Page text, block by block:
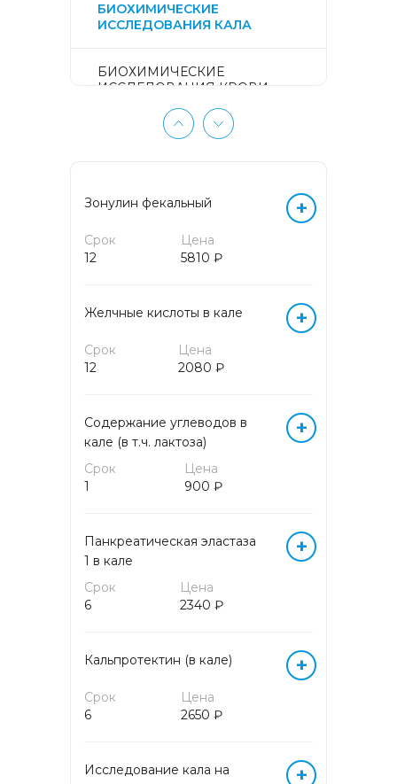
БИОХИМИЧЕСКИЕ
ИССЛЕДОВАНИЯ КАЛА
БИОХИМИЧЕСКИЕ
ИССЛЕДОВАНИЯ КРОВИ
БИОХИМИЧЕСКИЕ
ГЕМАТОЛОГИЧЕСКИЕ
ИССЛЕДОВАНИЯ
ГОРМОНЫ БИОЛОГИЧЕСКИХ
ГОРМОНЫ МОЧИ
ИММУНОГЕМАТОЛОГИЧЕСКИЕ
ИССЛЕДОВАНИЯ
ИММУНОЛОГИЧЕСКИЕ
ИССЛЕДОВАНИЯ
КОАГУЛОЛОГИЧЕСКИЕ
ИССЛЕДОВАНИЯ
КОМПЛЕКСНЫЕ АНАЛИЗЫ
МИКРОБИОЛОГИЧЕСКИЕ
ИССЛЕДОВАНИЯ
МОЛЕКУЛЯРНО-
Зонулин фекальный
Срок
12
Цена
5810 ₽
+
Желчные кислоты в кале
Срок
12
Цена
2080 ₽
+
Содержание углеводов в
кале (в т.ч. лактоза)
Срок
1
Цена
900 ₽
+
Панкреатическая эластаза
1 в кале
Срок
6
Цена
2340 ₽
+
Кальпротектин (в кале)
Срок
6
Цена
2650 ₽
+
Исследование кала на
+